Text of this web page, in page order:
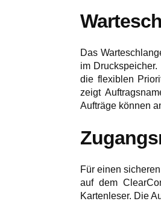
Das
im
die flexiblen
zeigt
Aufträge können
Für einen
auf dem
Kartenleser. Die